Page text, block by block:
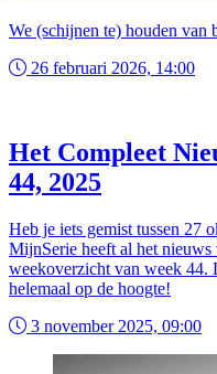
We (schijnen te) houden van
26 februari 2026, 14:00
Het Compleet
44, 2025
Heb je iets gemist tussen 27
MijnSerie heeft al het
weekoverzicht van week 44.
helemaal op de hoogte!
3 november 2025, 09:00